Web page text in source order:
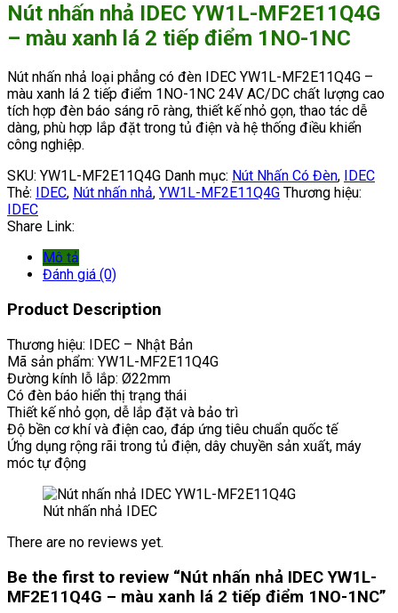
Nút nhấn nhả IDEC YW1L-MF2E11Q4G
– màu xanh lá 2 tiếp điểm 1NO-1NC
Nút nhấn nhả loại phẳng có đèn IDEC YW1L-MF2E11Q4G –
màu xanh lá 2 tiếp điểm 1NO-1NC 24V AC/DC chất lượng cao
tích hợp đèn báo sáng rõ ràng, thiết kế nhỏ gọn, thao tác dễ
dàng, phù hợp lắp đặt trong tủ điện và hệ thống điều khiển
công nghiệp.
SKU: YW1L-MF2E11Q4G Danh mục: Nút Nhấn Có Đèn,
IDEC
Thẻ:
IDEC, Nút nhấn nhả, YW1L-MF2E11Q4G Thương hiệu:
IDEC
Share Link:
Mô tả
Đánh giá (0)
Product Description
Thương hiệu: IDEC – Nhật Bản
Mã sản phẩm: YW1L-MF2E11Q4G
Đường kính lỗ lắp: Ø22mm
Có đèn báo hiển thị trạng thái
Thiết kế nhỏ gọn, dễ lắp đặt và bảo trì
Độ bền cơ khí và điện cao, đáp ứng tiêu chuẩn quốc tế
Ứng dụng rộng rãi trong tủ điện, dây chuyền sản xuất, máy
móc tự động
Nút nhấn nhả IDEC
There are no reviews yet.
Be the first to review “Nút nhấn nhả IDEC YW1L-
MF2E11Q4G – màu xanh lá 2 tiếp điểm 1NO-1NC”